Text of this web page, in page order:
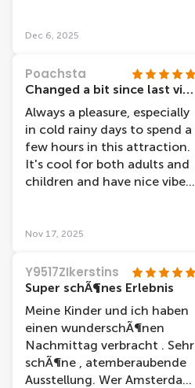
modernised was amazing.
Dec 6, 2025
Poachsta
Changed a bit since last visit but still good
Always a pleasure, especially
in cold rainy days to spend a
few hours in this attraction.
It's cool for both adults and
children and have nice vibes,
We also tried for the first
acting experience and it was
also cool.
Nov 17, 2025
Y9517ZIkerstins
Super schÃ¶nes Erlebnis
Meine Kinder und ich haben
einen wunderschÃ¶nen
Nachmittag verbracht . Sehr
schÃ¶ne , atemberaubende
Ausstellung. Wer Amsterdam